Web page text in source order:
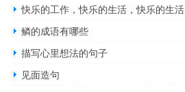
快乐的工作，快乐的生活，快乐的生活
鳞的成语有哪些
描写心里想法的句子
见面造句